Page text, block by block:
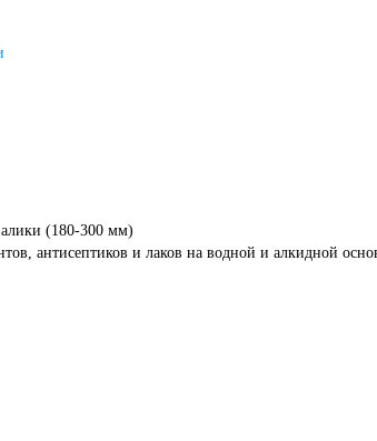
(180-300 мм)
антисептиков и лаков на водной и алкидной